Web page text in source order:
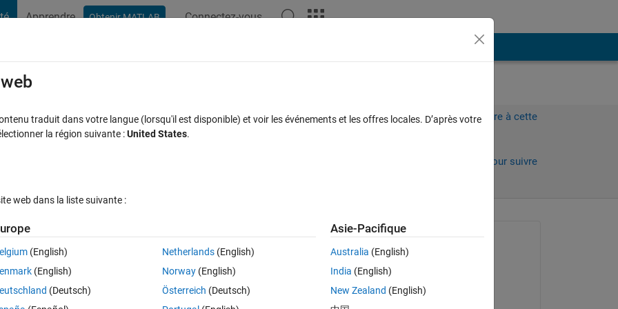
Apprendre Obtenir MATLAB Connectez-vous
Connectez-vous pour répondre à cette
Connectez-vous pour suivre
Afficher commentaires plus anciens
to sum the values in arrival in period between 100 and 200 and
arash rad
le 14 Juil 2022
traduit dans votre langue (lorsqu'il est disponible) et voir les événements et les offres locales. D’après votre
la région suivante :United States.
web dans la liste suivante :
(English)
(English)
(Deutsch)
Netherlands(English)
Norway(English)
Österreich (Deutsch)
Asie-Pacifique
Australia (English)
India (English)
New Zealand (English)